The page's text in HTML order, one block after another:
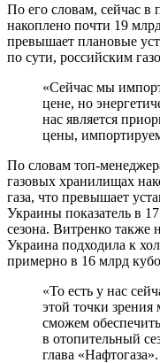
По его словам, сейчас
накоплено почти 19
превышает плановые
по сути, российским
«Сейчас мы
цене, но
нас является
цены,
По словам топ-
газовых хранилищах
газа, что превышает
Украины показатель в
сезона. Витренко также
Украина подходила к
примерно в 16 млрд
«То есть у нас
этой точки
сможем
в отопительный
глава «Нафтогаза».